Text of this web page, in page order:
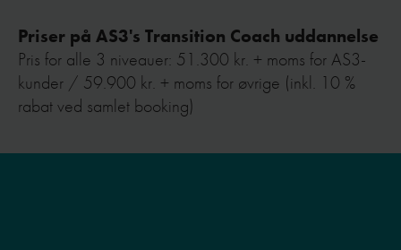
Priser på AS3's Transition Coach uddannelse
Pris for alle 3 niveauer: 51.300 kr. + moms for AS3-
kunder / 59.900 kr. + moms for øvrige (inkl. 10 %
rabat ved samlet booking)